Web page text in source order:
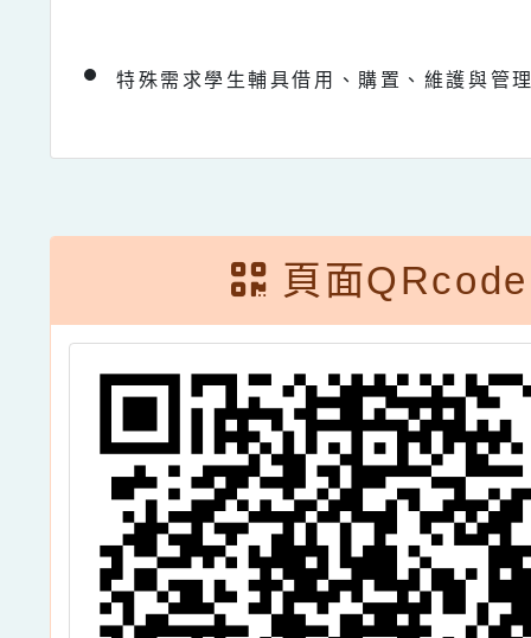
特殊需求學生輔具借用、購置、維護與管
頁面QRcode